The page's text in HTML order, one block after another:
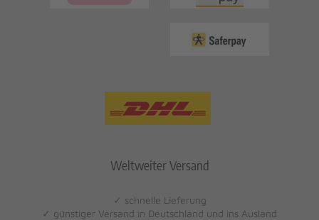
Weltweiter Versand
✓ schnelle Lieferung
✓ günstiger Versand in Deutschland und ins Ausland